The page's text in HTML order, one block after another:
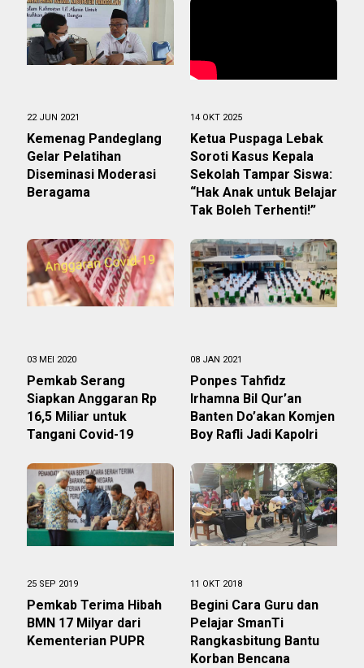
22 JUN 2021
Kemenag Pandeglang
Gelar Pelatihan
Diseminasi Moderasi
Beragama
14 OKT 2025
Ketua Puspaga Lebak
Soroti Kasus Kepala
Sekolah Tampar Siswa:
“Hak Anak untuk Belajar
Tak Boleh Terhenti!”
03 MEI 2020
Pemkab Serang
Siapkan Anggaran Rp
16,5 Miliar untuk
Tangani Covid-19
08 JAN 2021
Ponpes Tahfidz
Irhamna Bil Qur’an
Banten Do’akan Komjen
Boy Rafli Jadi Kapolri
25 SEP 2019
Pemkab Terima Hibah
BMN 17 Milyar dari
Kementerian PUPR
11 OKT 2018
Begini Cara Guru dan
Pelajar SmanTi
Rangkasbitung Bantu
Korban Bencana